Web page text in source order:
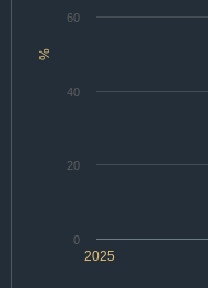
%
2025
0
20
40
60